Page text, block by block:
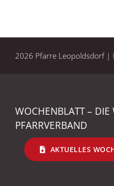
2026 Pfarre Leopoldsdorf |
WOCHENBLATT –
PFARRVERBAND
AKTUELLES